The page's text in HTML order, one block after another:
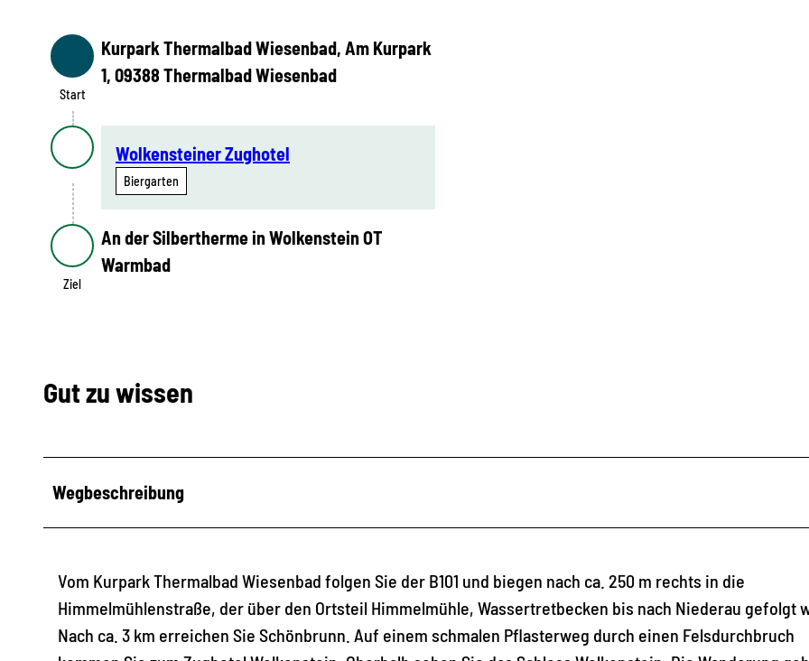
Start
Start
Kurpark Thermalbad Wiesenbad, Am Kurpark
1, 09388 Thermalbad Wiesenbad
Wolkensteiner Zughotel
Biergarten
Ziel
Ziel
An der Silbertherme in Wolkenstein OT
Warmbad
Gut zu wissen
Wegbeschreibung
Vom Kurpark Thermalbad Wiesenbad folgen Sie der B101 und biegen nach ca. 250 m rechts in die
Himmelmühlenstraße, der über den Ortsteil Himmelmühle, Wassertretbecken bis nach Niederau gefolgt
Nach ca. 3 km erreichen Sie Schönbrunn. Auf einem schmalen Pflasterweg durch einen Felsdurchbruch